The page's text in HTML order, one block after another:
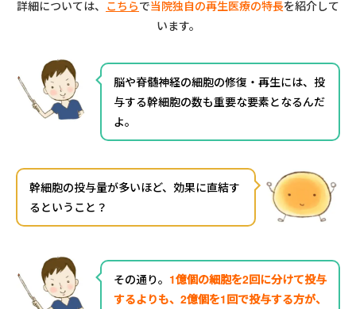
詳細については、 こちらで当院独自の再生医療の特長を紹介して
います。
脳や脊髄神経の細胞の修復・再生には、投
与する幹細胞の数も重要な要素となるんだ
よ。
幹細胞の投与量が多いほど、効果に直結す
るということ？
その通り。 1億個の細胞を2回に分けて投与
するよりも、2億個を1回で投与する方が、